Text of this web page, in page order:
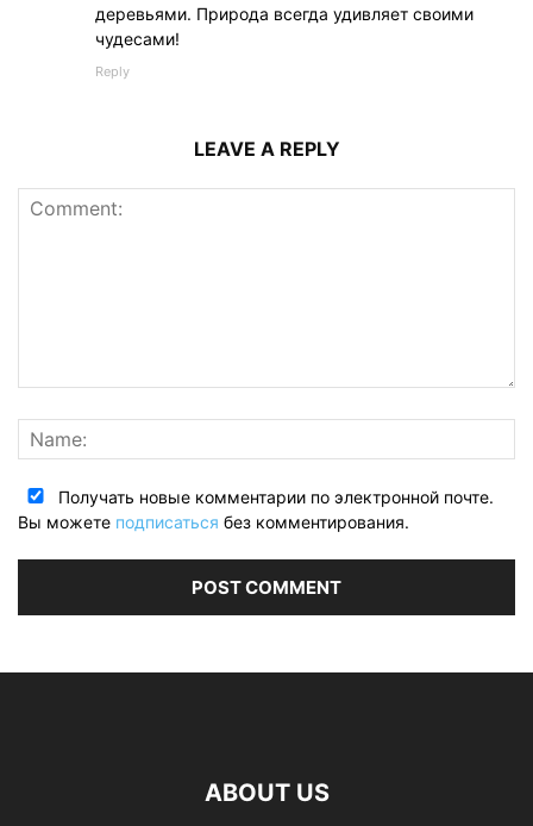
деревьями. Природа всегда удивляет своими
чудесами!
Reply
LEAVE A REPLY
Получать новые комментарии по электронной почте.
Вы можете подписаться без комментирования.
ABOUT US